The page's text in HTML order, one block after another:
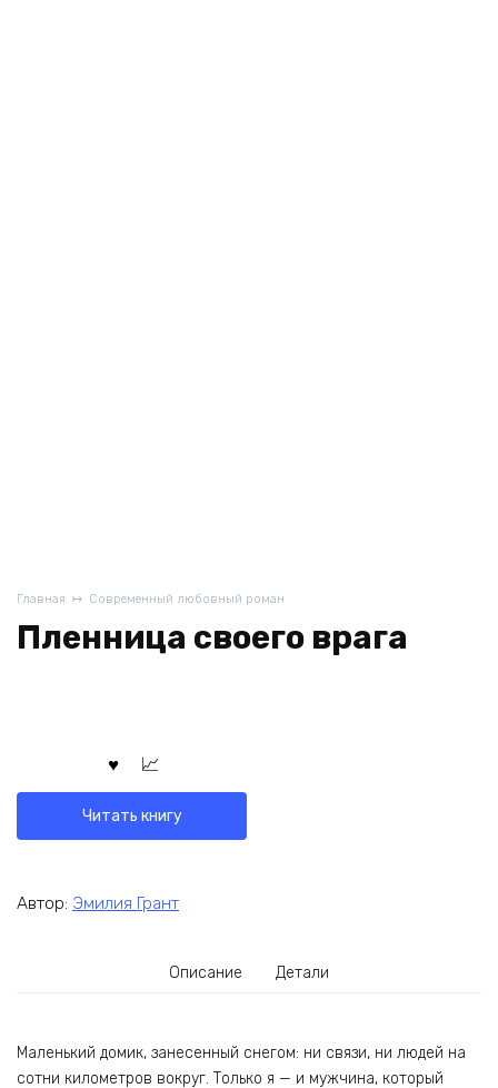
Главная Современный любовный роман
Пленница своего врага
Читать книгу
Автор: Эмилия Грант
Описание Детали
Маленький домик, занесенный снегом: ни связи, ни людей на
сотни километров вокруг. Только я — и мужчина, который